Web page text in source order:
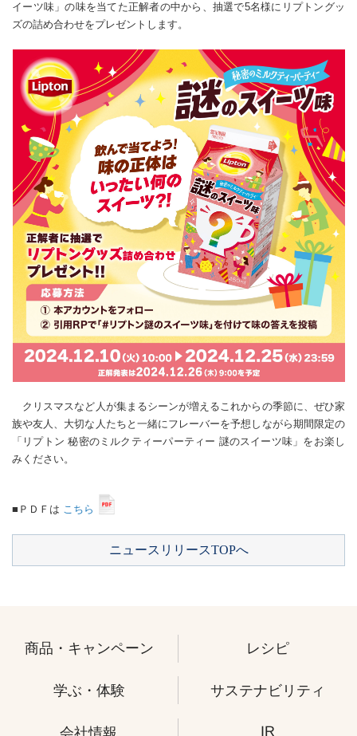
イーツ味」の味を当てた正解者の中から、抽選で5名様にリプトングッ
ズの詰め合わせをプレゼントします。
クリスマスなど人が集まるシーンが増えるこれからの季節に、ぜひ家
族や友人、大切な人たちと一緒にフレーバーを予想しながら期間限定の
「リプトン 秘密のミルクティーパーティー 謎のスイーツ味」をお楽し
みください。
■ＰＤＦは こちら
ニュースリリースTOPへ
商品・キャンペーン レシピ
学ぶ・体験 サステナビリティ
会社情報 IR